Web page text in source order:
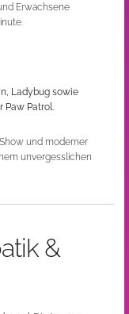
Erwachsene
Ladybug sowie
Patrol.
und moderner
unvergesslichen
&